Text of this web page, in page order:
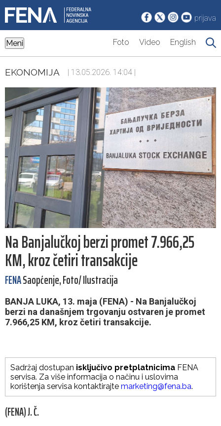
prijava
Meni Foto Video English
EKONOMIJA | 13.05.2026. 14:04 |
Na Banjalučkoj berzi promet 7.966,25
KM, kroz četiri transakcije
FENASaopćenje, Foto/ Ilustracija
BANJA LUKA, 13. maja (FENA) - Na Banjalučkoj
berzi na današnjem trgovanju ostvaren je promet
7.966,25 KM, kroz četiri transakcije.
Sadržaj dostupan isključivo pretplatnicima FENA
servisa. Za više informacija o načinu i uslovima
korištenja servisa kontaktirajte marketing@fena.ba.
(FENA) J. Č.